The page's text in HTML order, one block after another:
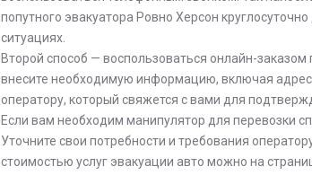
попутного эвакуатора Ровно Херсон
ситуациях.
Второй способ — воспользоваться онлайн-
внесите необходимую информацию, включая адрес
оператору, который свяжется с вами для
Если вам необходим манипулятор для перевозки
Уточните свои потребности и требования
стоимостью услуг эвакуации авто можно на